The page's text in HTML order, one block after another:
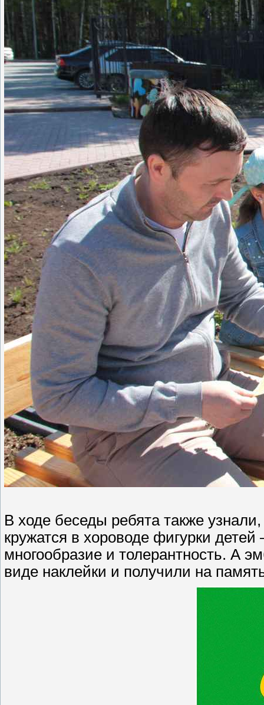
В ходе беседы ребята также
кружатся в хороводе фигурки
многообразие и толерантность. А
виде наклейки и получили на